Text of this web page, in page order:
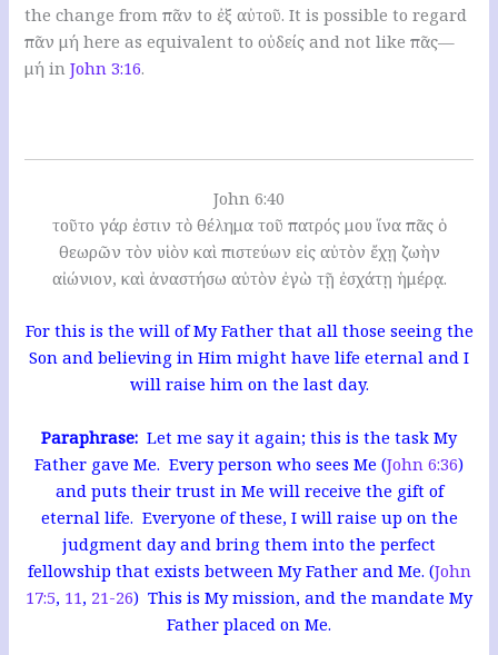
the change from πᾶν to ἐξ αὐτοῦ. It is possible to regard
πᾶν μή here as equivalent to οὐδείς and not like πᾶς—
μή inJohn 3:16.
John 6:40
τοῦτο γάρ ἐστιν τὸ θέλημα τοῦ πατρός μου ἵνα πᾶς ὁ
θεωρῶν τὸν υἱὸν καὶ πιστεύων εἰς αὐτὸν ἔχῃ ζωὴν
αἰώνιον, καὶ ἀναστήσω αὐτὸν ἐγὼ τῇ ἐσχάτῃ ἡμέρᾳ.
For this is the will of My Father that all those seeing the
Son and believing in Him might have life eternal and I
will raise him on the last day.
Paraphrase: Let me say it again; this is the task My
Father gave Me. Every person who sees Me (John 6:36)
and puts their trust in Me will receive the gift of
eternal life. Everyone of these, I will raise up on the
judgment day and bring them into the perfect
fellowship that exists between My Father and Me. (John
17:5, 11, 21-26) This is My mission, and the mandate My
Father placed on Me.